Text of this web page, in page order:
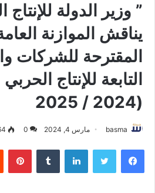
” وزير الدولة للإنتاج
يناقش الموازنة
المقترحة للشركات
التابعة للإنتاج
(2024 / 2025
basma مارس 4, 2024 0
فيسبوك تويتر لينكدإن